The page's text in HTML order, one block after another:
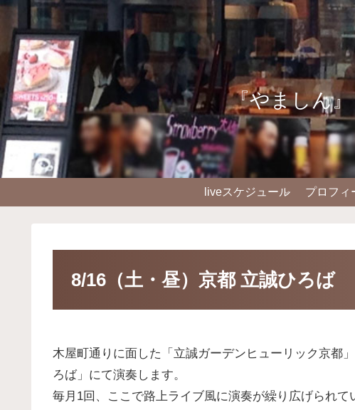
『やましん
liveスケジュール プロフィ
8/16（土・昼）京都 立誠ひろば
木屋町通りに面した「立誠ガーデンヒューリック京都
ろば」にて演奏します。
毎月1回、ここで路上ライブ風に演奏が繰り広げられて